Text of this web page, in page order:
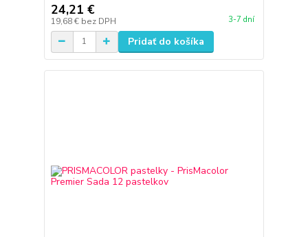
24,21 €
19,68 € bez DPH 3-7 dní
Pridať do košíka